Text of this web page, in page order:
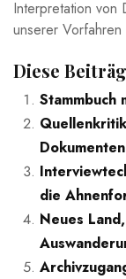
Interpretation von
unserer
Diese
Stammbuch
die
Neues